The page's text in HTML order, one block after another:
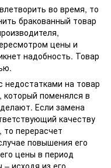
во время, то
бракованный товар
цены и
надобность. Товар
недостатками на товар
который поменялся в
Если замена
качеству
то перерасчет
повышения его
цены в период
исходя из его